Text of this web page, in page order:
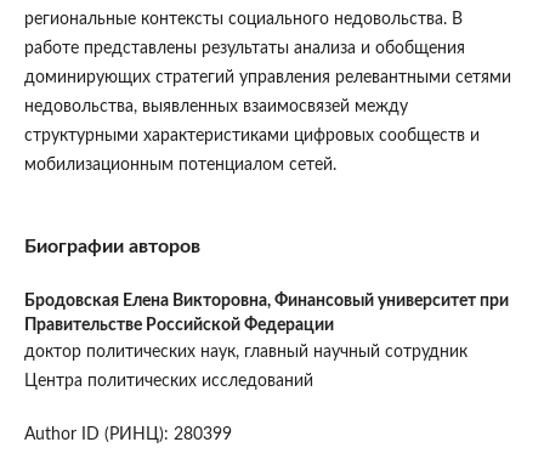
региональные контексты социального недовольства. В
работе представлены результаты анализа и обобщения
доминирующих стратегий управления релевантными сетями
недовольства, выявленных взаимосвязей между
структурными характеристиками цифровых сообществ и
мобилизационным потенциалом сетей.
Биографии авторов
Бродовская Елена Викторовна, Финансовый университет при
Правительстве Российской Федерации
доктор политических наук, главный научный сотрудник
Центра политических исследований
Author ID (РИНЦ): 280399